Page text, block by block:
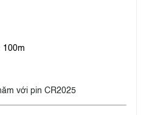
100m
với pin CR2025